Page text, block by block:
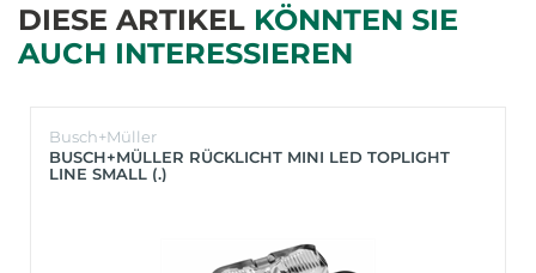
DIESE ARTIKEL KÖNNTEN SIE
AUCH INTERESSIEREN
Busch+Müller
BUSCH+MÜLLER RÜCKLICHT MINI LED TOPLIGHT
LINE SMALL (.)